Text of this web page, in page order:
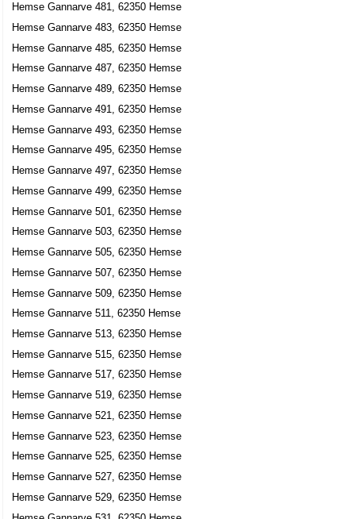
Hemse Gannarve 481, 62350 Hemse
Hemse Gannarve 483, 62350 Hemse
Hemse Gannarve 485, 62350 Hemse
Hemse Gannarve 487, 62350 Hemse
Hemse Gannarve 489, 62350 Hemse
Hemse Gannarve 491, 62350 Hemse
Hemse Gannarve 493, 62350 Hemse
Hemse Gannarve 495, 62350 Hemse
Hemse Gannarve 497, 62350 Hemse
Hemse Gannarve 499, 62350 Hemse
Hemse Gannarve 501, 62350 Hemse
Hemse Gannarve 503, 62350 Hemse
Hemse Gannarve 505, 62350 Hemse
Hemse Gannarve 507, 62350 Hemse
Hemse Gannarve 509, 62350 Hemse
Hemse Gannarve 511, 62350 Hemse
Hemse Gannarve 513, 62350 Hemse
Hemse Gannarve 515, 62350 Hemse
Hemse Gannarve 517, 62350 Hemse
Hemse Gannarve 519, 62350 Hemse
Hemse Gannarve 521, 62350 Hemse
Hemse Gannarve 523, 62350 Hemse
Hemse Gannarve 525, 62350 Hemse
Hemse Gannarve 527, 62350 Hemse
Hemse Gannarve 529, 62350 Hemse